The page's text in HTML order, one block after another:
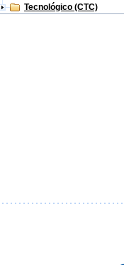
Tecnológico (CTC)